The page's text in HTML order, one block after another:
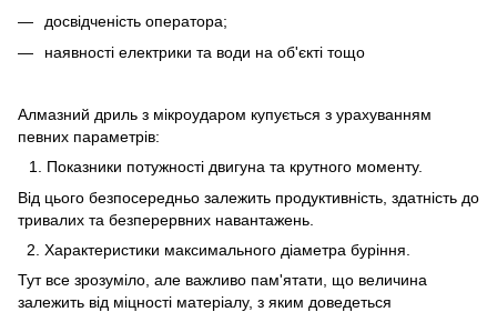
досвідченість оператора;
наявності електрики та води на об'єкті тощо
Алмазний дриль з мікроударом купується з урахуванням
певних параметрів:
Показники потужності двигуна та крутного моменту.
Від цього безпосередньо залежить продуктивність, здатність до
тривалих та безперервних навантажень.
2. Характеристики максимального діаметра буріння.
Тут все зрозуміло, але важливо пам'ятати, що величина
залежить від міцності матеріалу, з яким доведеться